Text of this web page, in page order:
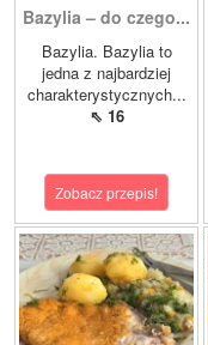
Bazylia – do czego...
Bazylia. Bazylia to
jedna z najbardziej
charakterystycznych...
⇖ 16
Zobacz przepis!